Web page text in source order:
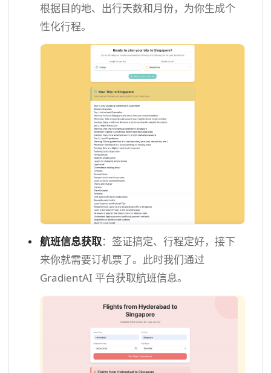
根据目的地、出行天数和月份，为你生成个
性化行程。
航班信息获取：签证搞定、行程定好，接下
来你就需要订机票了。此时我们通过
GradientAI 平台获取航班信息。